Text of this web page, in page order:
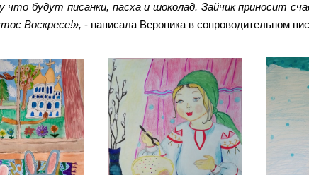
будут писанки, пасха и шоколад. Зайчик приносит
Воскресе!», - написала Вероника в сопроводительном